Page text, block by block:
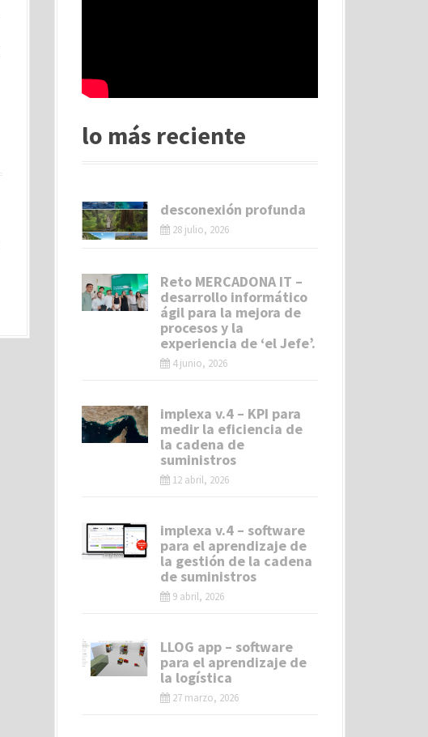
lo más reciente
desconexión profunda
28 julio, 2026
Reto MERCADONA IT –
desarrollo informático
ágil para la mejora de
procesos y la
experiencia de ‘el Jefe’.
4 junio, 2026
implexa v.4 – KPI para
medir la eficiencia de
la cadena de
suministros
12 abril, 2026
implexa v.4 – software
para el aprendizaje de
la gestión de la cadena
de suministros
9 abril, 2026
LLOG app – software
para el aprendizaje de
la logística
27 marzo, 2026